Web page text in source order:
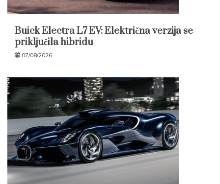
Buick Electra L7 EV: Električna verzija se
priključila hibridu
07/08/2026